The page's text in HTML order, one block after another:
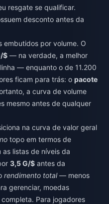
resgate se qualificar.
desconto antes da
embutidos por volume. O
$ — na verdade, a melhor
— enquanto o de 11.200
ficam para trás: o pacote
a curva de volume
mesmo antes de qualquer
na curva de valor geral
no topo em termos de
listas de níveis da
3,5 G/$ antes da
rendimento total— menos
gerenciar, moedas
Para jogadores